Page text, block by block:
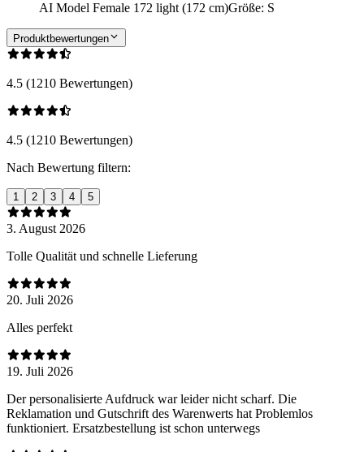
AI Model Female 172 light (172 cm)Größe: S
Produktbewertungen
4.5 (1210 Bewertungen)
4.5 (1210 Bewertungen)
Nach Bewertung filtern:
1 2 3 4 5
3. August 2026
Tolle Qualität und schnelle Lieferung
20. Juli 2026
Alles perfekt
19. Juli 2026
Der personalisierte Aufdruck war leider nicht scharf. Die
Reklamation und Gutschrift des Warenwerts hat Problemlos
funktioniert. Ersatzbestellung ist schon unterwegs